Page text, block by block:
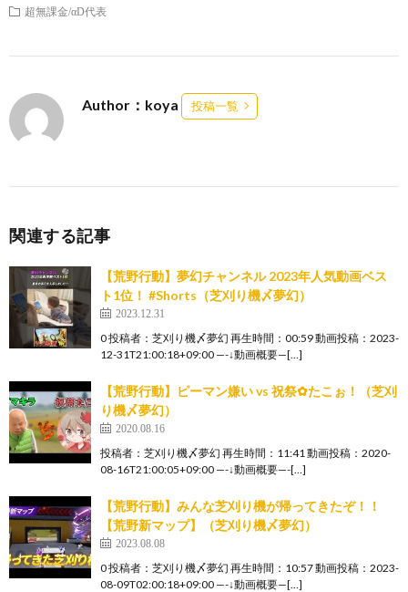
超無課金/αD代表
Author：koya 投稿一覧
関連する記事
【荒野行動】夢幻チャンネル 2023年人気動画ベス
ト1位！ #Shorts（芝刈り機〆夢幻）
2023.12.31
0 投稿者：芝刈り機〆夢幻 再生時間：00:59 動画投稿：2023-
12-31T21:00:18+09:00 —-↓動画概要—[…]
【荒野行動】ピーマン嫌い vs 祝祭✿たこぉ！（芝刈
り機〆夢幻）
2020.08.16
投稿者：芝刈り機〆夢幻 再生時間：11:41 動画投稿：2020-
08-16T21:00:05+09:00 —-↓動画概要—-[…]
【荒野行動】みんな芝刈り機が帰ってきたぞ！！
【荒野新マップ】（芝刈り機〆夢幻）
2023.08.08
0 投稿者：芝刈り機〆夢幻 再生時間：10:57 動画投稿：2023-
08-09T02:00:18+09:00 —-↓動画概要—[…]